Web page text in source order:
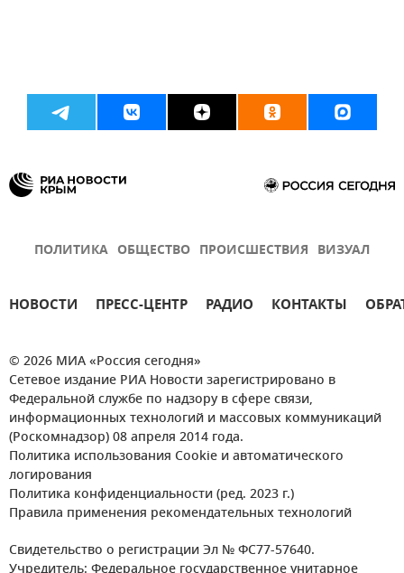
ПОЛИТИКА ОБЩЕСТВО ПРОИСШЕСТВИЯ ВИЗУАЛ
НОВОСТИ ПРЕСС-ЦЕНТР РАДИО КОНТАКТЫ
© 2026 МИА «Россия сегодня»
Сетевое издание РИА Новости зарегистрировано в
Федеральной службе по надзору в сфере связи,
информационных технологий и массовых коммуникаций
(Роскомнадзор) 08 апреля 2014 года.
Политика использования Cookie и автоматического
логирования
Политика конфиденциальности (ред. 2023 г.)
Правила применения рекомендательных технологий
Свидетельство о регистрации Эл № ФС77-57640.